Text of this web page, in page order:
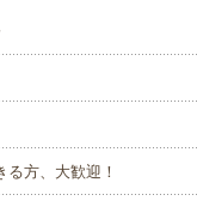
る方、大歓迎！